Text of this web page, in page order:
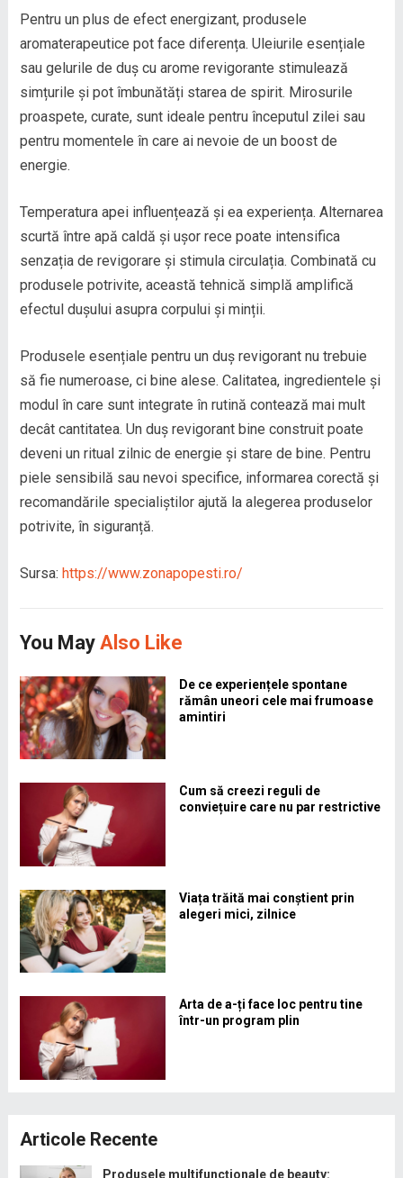
Pentru un plus de efect energizant, produsele
aromaterapeutice pot face diferența. Uleiurile esențiale
sau gelurile de duș cu arome revigorante stimulează
simțurile și pot îmbunătăți starea de spirit. Mirosurile
proaspete, curate, sunt ideale pentru începutul zilei sau
pentru momentele în care ai nevoie de un boost de
energie.
Temperatura apei influențează și ea experiența. Alternarea
scurtă între apă caldă și ușor rece poate intensifica
senzația de revigorare și stimula circulația. Combinată cu
produsele potrivite, această tehnică simplă amplifică
efectul dușului asupra corpului și minții.
Produsele esențiale pentru un duș revigorant nu trebuie
să fie numeroase, ci bine alese. Calitatea, ingredientele și
modul în care sunt integrate în rutină contează mai mult
decât cantitatea. Un duș revigorant bine construit poate
deveni un ritual zilnic de energie și stare de bine. Pentru
piele sensibilă sau nevoi specifice, informarea corectă și
recomandările specialiștilor ajută la alegerea produselor
potrivite, în siguranță.
Sursa: https://www.zonapopesti.ro/
You May Also Like
De ce experiențele spontane
rămân uneori cele mai frumoase
amintiri
Cum să creezi reguli de
conviețuire care nu par restrictive
Viața trăită mai conștient prin
alegeri mici, zilnice
Arta de a-ți face loc pentru tine
într-un program plin
Articole Recente
Produsele multifuncționale de beauty: